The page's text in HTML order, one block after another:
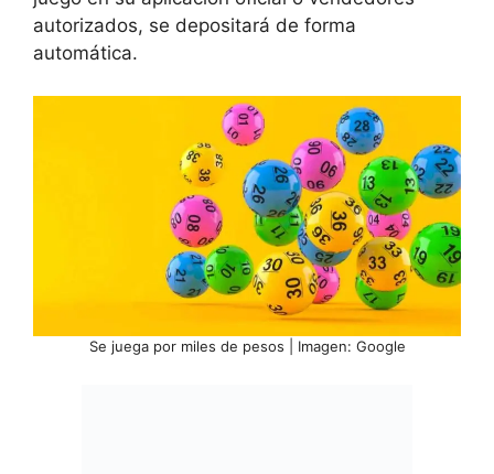
autorizados, se depositará de forma
automática.
Se juega por miles de pesos | Imagen: Google